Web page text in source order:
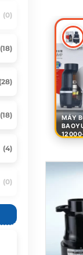
(0)
(18)
(28)
(18)
(4)
(0)
MÁY